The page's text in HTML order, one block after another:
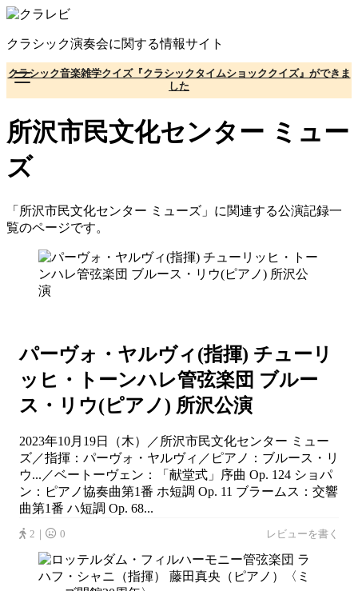
コ
テ
ン
ツ
へ
動
クラシック演奏会に関する情報サイト
クラシック音楽雑学クイズ『クラシックタイムショッククイズ』ができま
した
所沢市民文化センター ミュー
ズ
「所沢市民文化センター ミューズ」に関連する公演記録一
覧のページです。
パーヴォ・ヤルヴィ(指揮) チューリ
ッヒ・トーンハレ管弦楽団 ブルー
ス・リウ(ピアノ) 所沢公演
2023年10月19日（木）／所沢市民文化センター ミュー
ズ／指揮：パーヴォ・ヤルヴィ／ピアノ：ブルース・リ
ウ...／ベートーヴェン：「献堂式」序曲 Op. 124 ショパ
ン：ピアノ協奏曲第1番 ホ短調 Op. 11 ブラームス：交響
曲第1番 ハ短調 Op. 68...
2｜ 0 レビューを書く